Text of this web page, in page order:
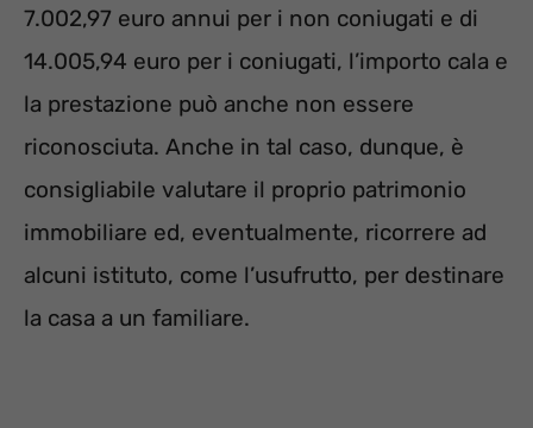
7.002,97 euro annui per i non coniugati e di
14.005,94 euro per i coniugati, l’importo cala e
la prestazione può anche non essere
riconosciuta. Anche in tal caso, dunque, è
consigliabile valutare il proprio patrimonio
immobiliare ed, eventualmente, ricorrere ad
alcuni istituto, come l’usufrutto, per destinare
la casa a un familiare.